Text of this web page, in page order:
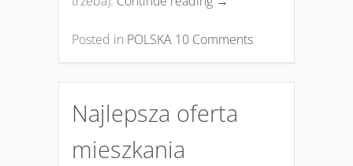
Posted in POLSKA 10 Comments
Najlepsza oferta
mieszkania